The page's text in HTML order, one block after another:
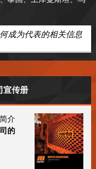
成为代表的相关信息
宣传册
介
的